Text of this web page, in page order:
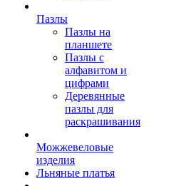
Пазлы
Пазлы на
планшете
Пазлы с
алфавитом и
цифрами
Деревянные
пазлы для
раскрашивания
Можжевеловые
изделия
Льняные платья